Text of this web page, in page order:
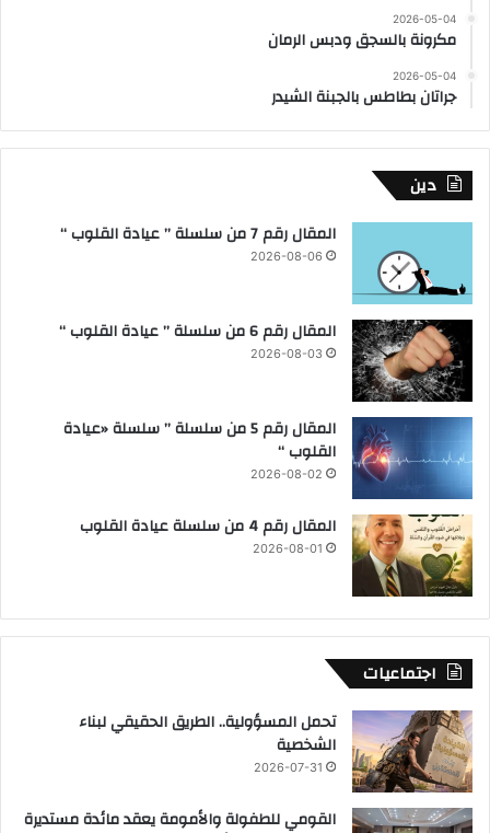
2026-05-04
مكرونة بالسجق ودبس الرمان
2026-05-04
جراتان بطاطس بالجبنة الشيدر
دين
المقال رقم 7 من سلسلة ” عيادة القلوب “
2026-08-06
المقال رقم 6 من سلسلة ” عيادة القلوب “
2026-08-03
المقال رقم 5 من سلسلة ” سلسلة «عيادة
القلوب “
2026-08-02
المقال رقم 4 من سلسلة عيادة القلوب
2026-08-01
اجتماعيات
تحمل المسؤولية.. الطريق الحقيقي لبناء
الشخصية
2026-07-31
القومي للطفولة والأمومة يعقد مائدة مستديرة